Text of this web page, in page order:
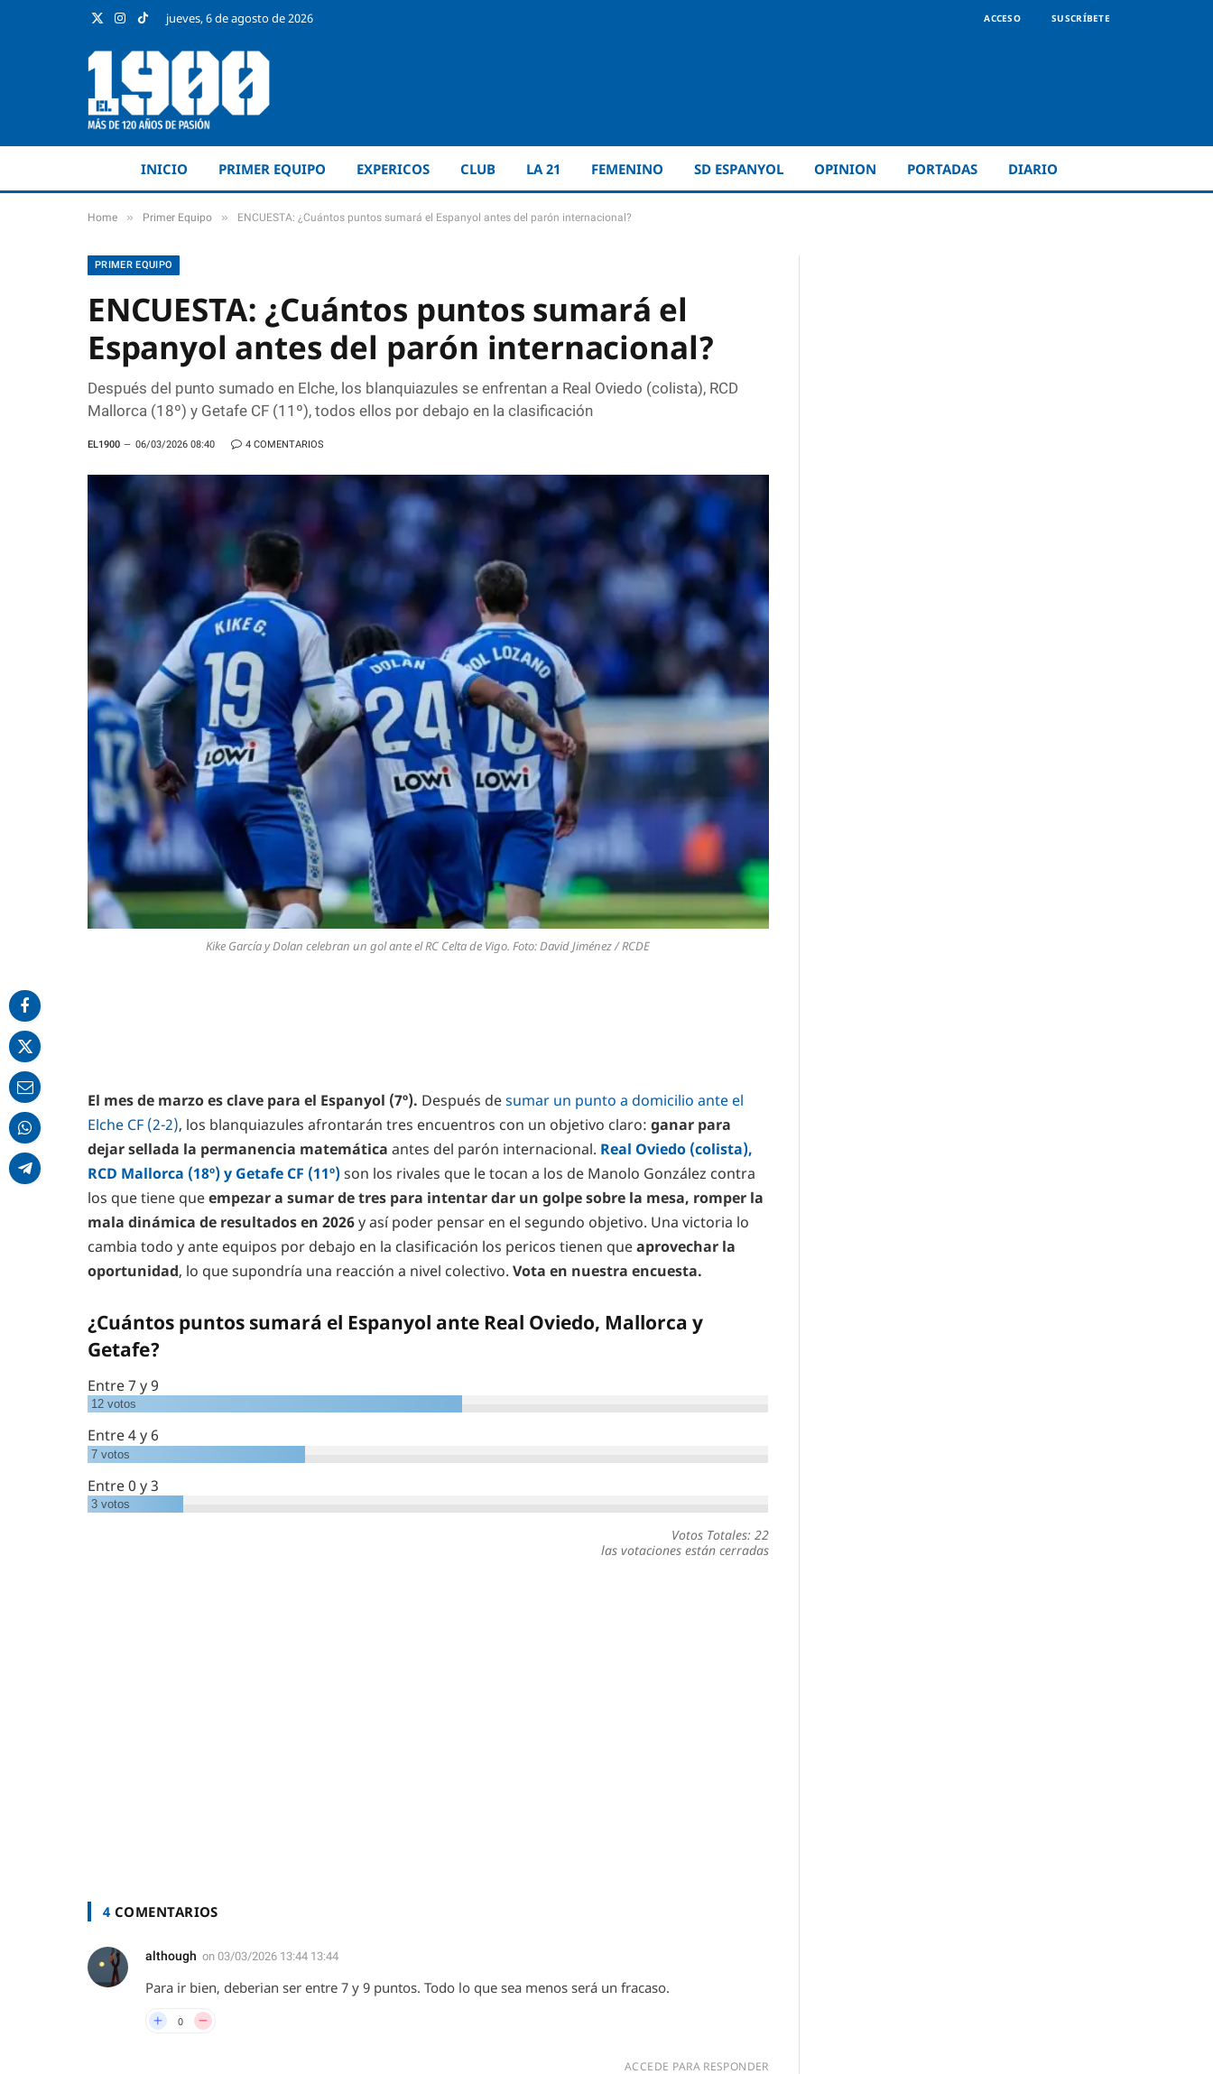
X
Instagram
TikTokjueves, 6 de agosto de 2026 ACCESO SUSCRÍBETE
INICIO PRIMER EQUIPO EXPERICOS CLUB LA 21 FEMENINO SD ESPANYOL OPINION PORTADAS DIARIO
Home » Primer Equipo » ENCUESTA: ¿Cuántos puntos sumará el Espanyol antes del parón internacional?
PRIMER EQUIPO
ENCUESTA: ¿Cuántos puntos sumará el
Espanyol antes del parón internacional?
Después del punto sumado en Elche, los blanquiazules se enfrentan a Real Oviedo (colista), RCD
Mallorca (18º) y Getafe CF (11º), todos ellos por debajo en la clasificación
EL1900 06/03/2026 08:40 4 COMENTARIOS
Kike García y Dolan celebran un gol ante el RC Celta de Vigo. Foto: David Jiménez / RCDE
El mes de marzo es clave para el Espanyol (7º). Después desumar un punto a domicilio ante el
Elche CF (2-2), los blanquiazules afrontarán tres encuentros con un objetivo claro: ganar para
dejar sellada la permanencia matemática antes del parón internacional. Real Oviedo (colista),
RCD Mallorca (18º) y Getafe CF (11º)son los rivales que le tocan a los de Manolo González contra
los que tiene queempezar a sumar de tres para intentar dar un golpe sobre la mesa, romper la
mala dinámica de resultados en 2026y así poder pensar en el segundo objetivo. Una victoria lo
cambia todo y ante equipos por debajo en la clasificación los pericos tienen queaprovechar la
oportunidad, lo que supondría una reacción a nivel colectivo. Vota en nuestra encuesta.
¿Cuántos puntos sumará el Espanyol ante Real Oviedo, Mallorca y
Getafe?
Entre 7 y 9
12 votos
Entre 4 y 6
7 votos
⁠Entre 0 y 3
3 votos
Votos Totales: 22
las votaciones están cerradas
4 COMENTARIOS
although on 03/03/2026 13:44 13:44
Para ir bien, deberian ser entre 7 y 9 puntos. Todo lo que sea menos será un fracaso.
0
ACCEDE PARA RESPONDER